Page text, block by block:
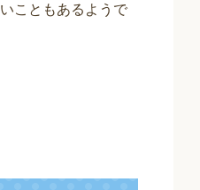
こともあるようで